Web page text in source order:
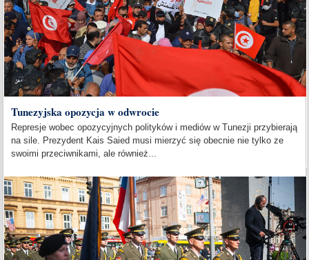
Tunezyjska opozycja w odwrocie
Represje wobec opozycyjnych polityków i mediów w Tunezji przybierają
na sile. Prezydent Kais Saied musi mierzyć się obecnie nie tylko ze
swoimi przeciwnikami, ale również...